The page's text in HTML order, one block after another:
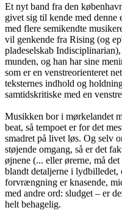
Et nyt band fra den
givet sig til kende med denne
med flere semikendte
vil genkende fra Rising (og
pladeselskab
munden, og han har sine
som er en venstreorienteret
teksternes indhold og
samtidskritiske med en
Musikken bor i mørkelandet
beat, så tempoet er for det
smadret på livet løs. Og selv
støjende omgang, så er det
øjnene (... eller ørerne, må
blandt detaljerne i lydbilledet,
forvrængning er knasende,
med andre ord: sludget – er
helt behagelig.